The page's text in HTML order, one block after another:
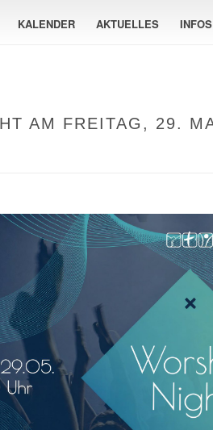
KALENDER AKTUELLES INFOS
AM FREITAG, 29.